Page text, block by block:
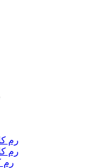
رم
رم
رم